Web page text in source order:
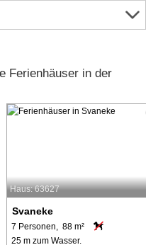
Ferienhäuser in der
Haus: 63627
Svaneke
7 Personen, 88 m²
25 m zum Wasser.